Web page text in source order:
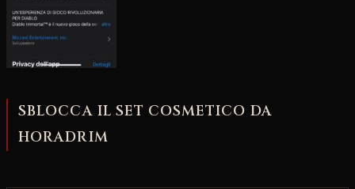
SBLOCCA IL SET COSMETICO DA
HORADRIM